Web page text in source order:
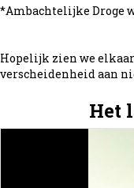
*Ambachtelijke Droge
Hopelijk zien we
verscheidenheid aan
Het